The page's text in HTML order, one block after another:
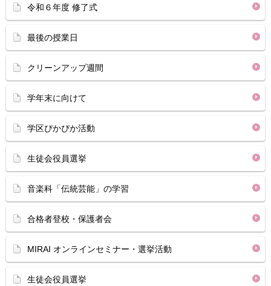
令和６年度 修了式
最後の授業日
クリーンアップ週間
学年末に向けて
学区ぴかぴか活動
生徒会役員選挙
音楽科「伝統芸能」の学習
合格者登校・保護者会
MIRAI オンラインセミナー・選挙活動
生徒会役員選挙